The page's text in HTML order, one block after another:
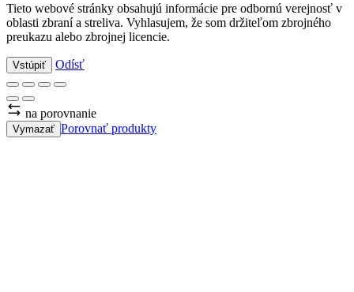
Tieto webové stránky obsahujú informácie pre odbornú verejnosť v
oblasti zbraní a streliva. Vyhlasujem, že som držiteľom zbrojného
preukazu alebo zbrojnej licencie.
Vstúpiť Odísť
na porovnanie
Vymazať Porovnať produkty